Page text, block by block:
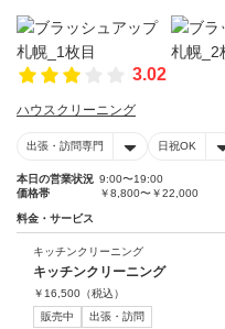
3.02
ハウスクリーニング
出張・訪問専門 日祝OK
本日の営業状況 9:00〜19:00
価格帯
￥8,800〜￥22,000
料金・サービス
キッチンクリーニング
キッチンクリーニング
￥ 16,500 （税込）
販売中
出張・訪問